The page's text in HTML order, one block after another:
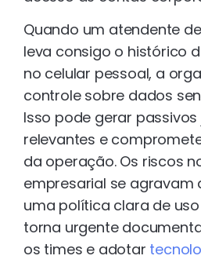
Quando um atendente
leva consigo o histórico
no celular pessoal, a
controle sobre dados
Isso pode gerar
relevantes e
da operação. Os riscos
empresarial se agravam
uma política clara de
torna urgente
os times e adotar